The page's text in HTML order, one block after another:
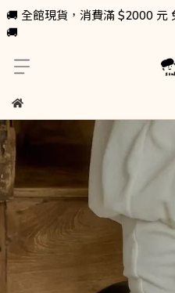
🚚 全館現貨，消費滿 $2000 元
🚚